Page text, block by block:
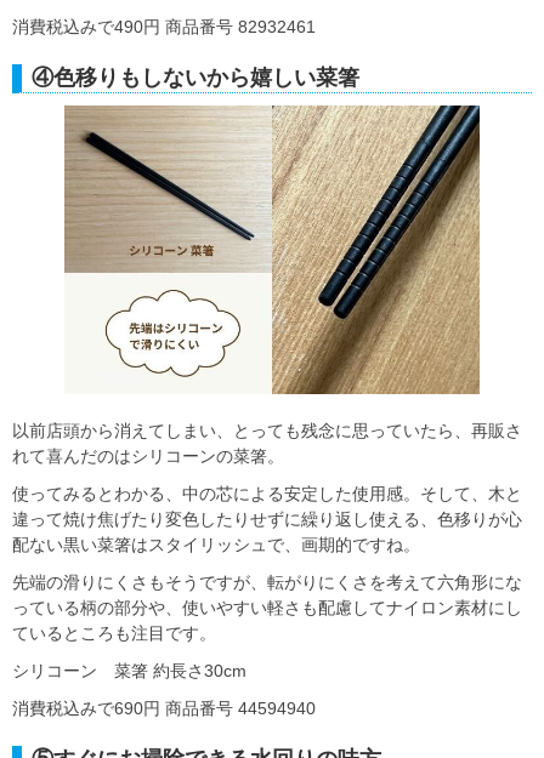
消費税込みで490円 商品番号 82932461
④色移りもしないから嬉しい菜箸
以前店頭から消えてしまい、とっても残念に思っていたら、再販さ
れて喜んだのはシリコーンの菜箸。
使ってみるとわかる、中の芯による安定した使用感。そして、木と
違って焼け焦げたり変色したりせずに繰り返し使える、色移りが心
配ない黒い菜箸はスタイリッシュで、画期的ですね。
先端の滑りにくさもそうですが、転がりにくさを考えて六角形にな
っている柄の部分や、使いやすい軽さも配慮してナイロン素材にし
ているところも注目です。
シリコーン 菜箸 約長さ30cm
消費税込みで690円 商品番号 44594940